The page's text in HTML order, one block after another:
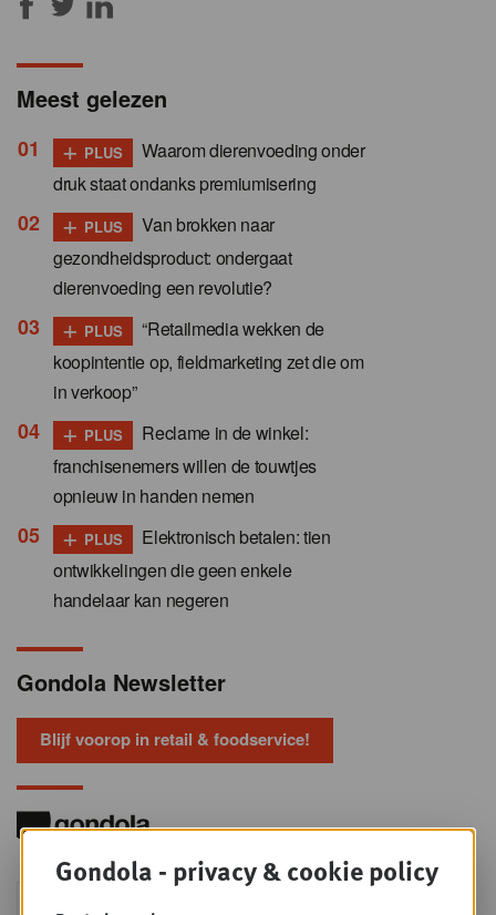
Meest gelezen
+ PLUS
Waarom dierenvoeding onder
druk staat ondanks premiumisering
+ PLUS
Van brokken naar
gezondheidsproduct: ondergaat
dierenvoeding een revolutie?
+ PLUS
“Retailmedia wekken de
koopintentie op, fieldmarketing zet die om
in verkoop”
+ PLUS
Reclame in de winkel:
franchisenemers willen de touwtjes
opnieuw in handen nemen
+ PLUS
Elektronisch betalen: tien
ontwikkelingen die geen enkele
handelaar kan negeren
Gondola Newsletter
Blijf voorop in retail & foodservice!
Foodservice - Joint
Gondola - privacy & cookie policy